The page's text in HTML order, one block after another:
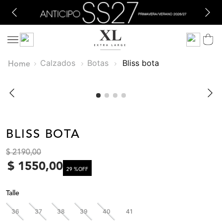
Calzados Botas bliss bota
BLISS BOTA
$ 2190,00
$ 1550,00 29 %OFF
Talle
36 37 38 39 40 41